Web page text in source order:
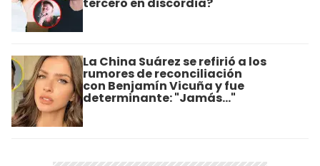
tercero en discordia?
La China Suárez se refirió a los
rumores de reconciliación
con Benjamín Vicuña y fue
determinante: "Jamás..."